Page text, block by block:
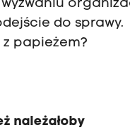
do sprawy.
z papieżem?
należałoby